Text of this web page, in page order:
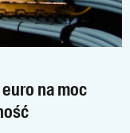
na moc